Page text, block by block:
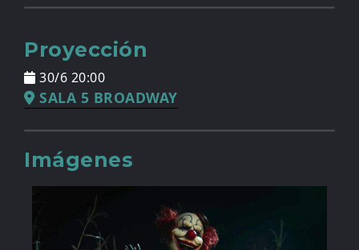
Proyección
30/6 20:00
SALA 5 BROADWAY
Imágenes